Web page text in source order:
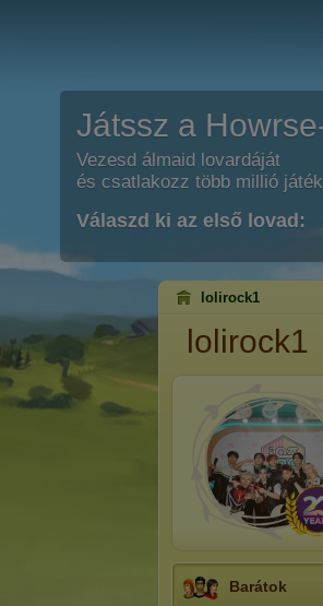
Játssz a
Vezesd álmaid lovardáját
és csatlakozz több millió
Válaszd ki az első lovad:
lolirock1
lolirock1
Barátok